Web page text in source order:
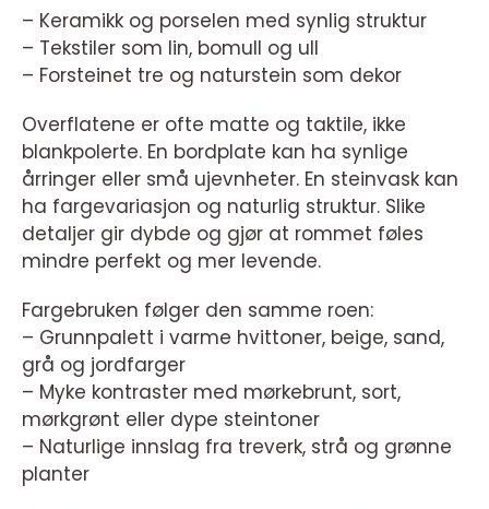
– Keramikk og porselen med synlig struktur
– Tekstiler som lin, bomull og ull
– Forsteinet tre og naturstein som dekor
Overflatene er ofte matte og taktile, ikke
blankpolerte. En bordplate kan ha synlige
årringer eller små ujevnheter. En steinvask kan
ha fargevariasjon og naturlig struktur. Slike
detaljer gir dybde og gjør at rommet føles
mindre perfekt og mer levende.
Fargebruken følger den samme roen:
– Grunnpalett i varme hvittoner, beige, sand,
grå og jordfarger
– Myke kontraster med mørkebrunt, sort,
mørkgrønt eller dype steintoner
– Naturlige innslag fra treverk, strå og grønne
planter